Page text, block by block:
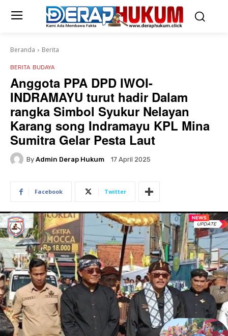
Beranda Berita
BERITA BUDAYA
Anggota PPA DPD IWOI-
INDRAMAYU turut hadir Dalam
rangka Simbol Syukur Nelayan
Karang song Indramayu KPL Mina
Sumitra Gelar Pesta Laut
By Admin Derap Hukum 17 April 2025
Facebook Twitter